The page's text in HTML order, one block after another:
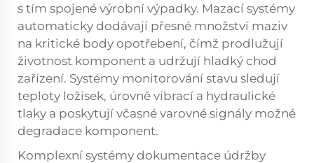
s tím spojené výrobní výpadky. Mazací systémy
automaticky dodávají přesné množství maziv
na kritické body opotřebení, čímž prodlužují
životnost komponent a udržují hladký chod
zařízení. Systémy monitorování stavu sledují
teploty ložisek, úrovně vibrací a hydraulické
tlaky a poskytují včasné varovné signály možné
degradace komponent.
Komplexní systémy dokumentace údržby